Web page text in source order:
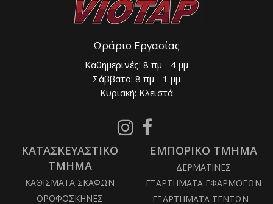
Ωράριο Εργασίας
Καθημερινές: 8 πμ - 4 μμ
Σάββατο: 8 πμ - 1 μμ
Κυριακή: Κλειστά
Follow
on
Facebook
ΚΑΤΑΣΚΕΥΑΣΤΙΚΟ
ΤΜΗΜΑ
ΚΑΘΙΣΜΑΤΑ ΣΚΑΦΩΝ
ΟΡΟΦΟΣΚΗΝΕΣ
ΕΜΠΟΡΙΚΟ ΤΜΗΜΑ
ΔΕΡΜΑΤΙΝΕΣ
ΕΞΑΡΤΗΜΑΤΑ ΕΦΑΡΜΟΓΩΝ
ΕΞΑΡΤΗΜΑΤΑ ΤΕΝΤΩΝ -